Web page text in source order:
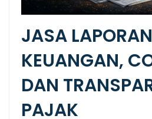
JASA LAPORAN
KEUANGAN,
DAN
PAJAK